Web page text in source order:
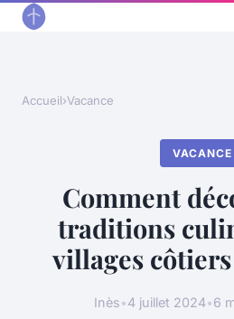
Accueil›Vacance
VACANCE
Comment
traditions
villages
Inès•4 juillet 2024•6